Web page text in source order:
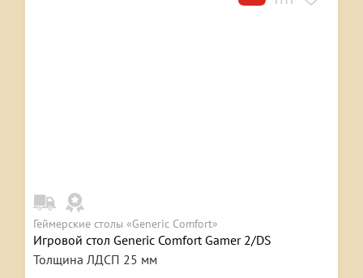
Геймерские столы «Generic Comfort»
Игровой стол Generic Comfort Gamer 2/DS
Толщина ЛДСП 25 мм